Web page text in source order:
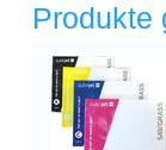
Produkte
Überschrift